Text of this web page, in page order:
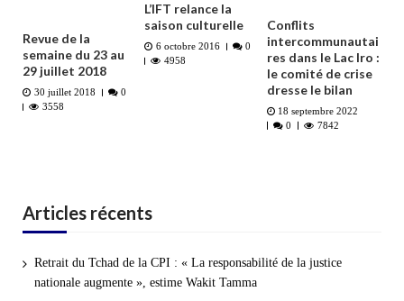
Revue de la
semaine du 23 au
29 juillet 2018
30 juillet 2018
0
3558
L’IFT relance la
saison culturelle
6 octobre 2016
0
4958
Conflits
intercommunautai
res dans le Lac Iro :
le comité de crise
dresse le bilan
18 septembre 2022
0
7842
Articles récents
Retrait du Tchad de la CPI : « La responsabilité de la justice
nationale augmente », estime Wakit Tamma